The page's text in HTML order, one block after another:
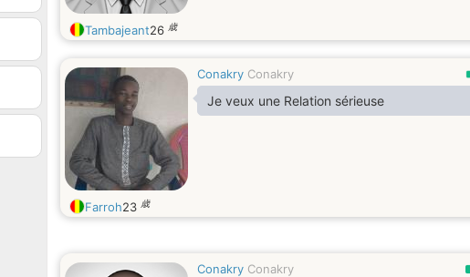
Tambajeant26 歳
Conakry Conakry
Je veux une Relation sérieuse
Farroh23 歳
Conakry Conakry